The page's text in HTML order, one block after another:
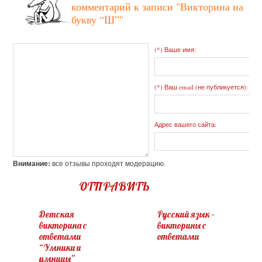
комментарий к записи "Викторина на
букву “Ш”"
(*) Ваше имя:
(*) Ваш email (не публикуется):
Адрес вашего сайта:
Внимание: все отзывы проходят модерацию.
ОТПРАВИТЬ
Детская
викторина с
ответами
“Умники и
умницы”
Русский язык –
викторины с
ответами